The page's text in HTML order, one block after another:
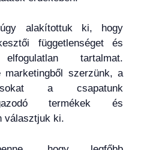
alakítottuk ki, hogy
függetlenséget és
tartalmat.
marketingből szerzünk, a
a csapatunk
termékek és
választjuk ki.